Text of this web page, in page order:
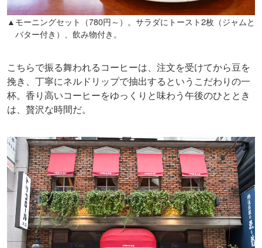
▲モーニングセット（780円～）。サラダにトースト2枚（ジャムと
バター付き）、飲み物付き。
こちらで振る舞われるコーヒーは、注文を受けてから豆を
挽き、丁寧にネルドリップで抽出するというこだわりの一
杯。香り高いコーヒーをゆっくりと味わう午後のひととき
は、贅沢な時間だ。